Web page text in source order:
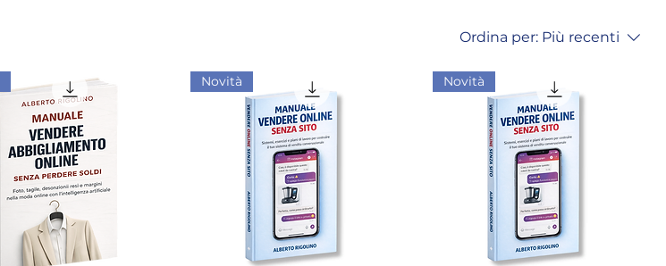
Ordina per: Più recenti
Novità Novità